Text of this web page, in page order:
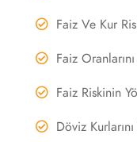
Faiz Ve Kur
Faiz
Faiz Riskinin
Döviz